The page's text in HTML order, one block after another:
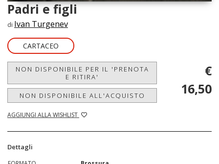
Padri e figli
di Ivan Turgenev
CARTACEO
NON DISPONIBILE PER IL 'PRENOTA
E RITIRA'
NON DISPONIBILE ALL'ACQUISTO
AGGIUNGI ALLA WISHLIST
€
16,50
Dettagli